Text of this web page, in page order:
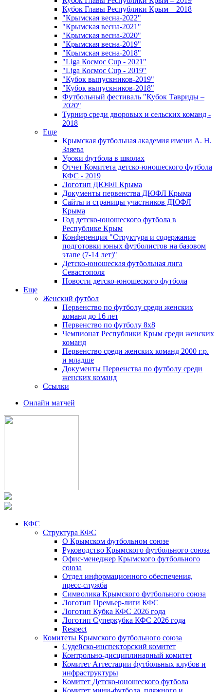
Кубок Главы Республики Крым – 2018
"Крымская весна-2022"
"Крымская весна-2021"
"Крымская весна-2020"
"Крымская весна-2019"
"Крымская весна-2018"
"Liga Космос Cup - 2021"
"Liga Космос Cup - 2019"
"Кубок выпускников-2019"
"Кубок выпускников-2018"
Футбольный фестиваль "Кубок Тавриды –
2020"
Турнир среди дворовых и сельских команд -
2018
Еще
Крымская футбольная академия имени А. Н.
Заяева
Уроки футбола в школах
Отчет Комитета детско-юношеского футбола
КФС - 2019
Логотип ДЮФЛ Крыма
Документы первенства ДЮФЛ Крыма
Сайты и страницы участников ДЮФЛ
Крыма
Год детско-юношеского футбола в
Республике Крым
Конференция "Структура и содержание
подготовки юных футболистов на базовом
этапе (7-14 лет)"
Детско-юношеская футбольная лига
Севастополя
Новости детско-юношеского футбола
Еще
Женский футбол
Первенство по футболу среди женских
команд до 16 лет
Первенство по футболу 8х8
Чемпионат Республики Крым среди женских
команд
Первенство среди женских команд 2000 г.р.
и младше
Документы Первенства по футболу среди
женских команд
Ссылки
Онлайн матчей
КФС
Структура КФС
О Крымском футбольном союзе
Руководство Крымского футбольного союза
Офис-менеджер Крымского футбольного
союза
Отдел информационного обеспечения,
пресс-служба
Символика Крымского футбольного союза
Логотип Премьер-лиги КФС
Логотип Кубка КФС 2026 года
Логотип Суперкубка КФС 2026 года
Respect
Комитеты Крымского футбольного союза
Судейско-инспекторский комитет
Контрольно-дисциплинарный комитет
Комитет Аттестации футбольных клубов и
инфраструктуры
Комитет Детско-юношеского футбола
Комитет мини-футбола, пляжного и